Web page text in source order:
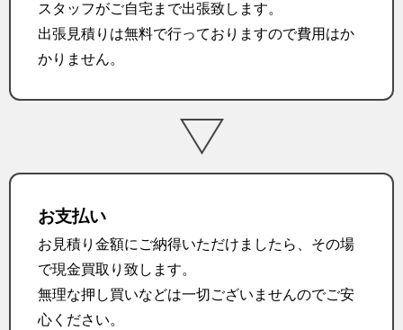
スタッフがご自宅まで出張致します。
出張見積りは無料で行っておりますので費用はか
かりません。
お支払い
お見積り金額にご納得いただけましたら、その場
で現金買取り致します。
無理な押し買いなどは一切ございませんのでご安
心ください。